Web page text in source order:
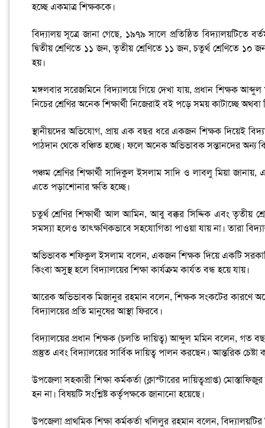
হচ্ছে একমাত্র শিক্ষককে।
বিদ্যালয় সূত্রে জানা গেছে, ১৯৭৯ সালে প্রতিষ্ঠিত বিদ্যালয়টিতে
দ্বিতীয় শ্রেণিতে ১১ জন, তৃতীয় শ্রেণিতে ১১ জন, চতুর্থ শ্রেণিতে
হয়।
মঙ্গলবার সরেজমিনে বিদ্যালয়ে গিয়ে দেখা যায়, প্রধান শিক্ষক
নিচের শ্রেণির অনেক শিক্ষার্থী নিজেরাই বই পড়ে সময় কাটাচ্ছে
স্থানীয়দের অভিযোগ, প্রায় এক বছর ধরে একজন শিক্ষক দিয়েই
পাঠদান থেকে বঞ্চিত হচ্ছে। ফলে অনেক অভিভাবক সন্তানদের অন্য
পঞ্চম শ্রেণির শিক্ষার্থী সাদিকুল ইসলাম সাদি ও লাবলু মিয়া
এতে পড়াশোনার ক্ষতি হচ্ছে।
চতুর্থ শ্রেণির শিক্ষার্থী আল আমিন, আবু বক্কর সিদ্দিক এবং তৃতীয়
সমস্যা হলেও তাৎক্ষণিকভাবে সহযোগিতা পাওয়া যায় না। তারা
অভিভাবক শফিকুল ইসলাম বলেন, একজন শিক্ষক দিয়ে একটি সরকারি
কিংবা অসুস্থ হলে বিদ্যালয়ের শিক্ষা কার্যক্রম কার্যত বন্ধ হয়ে যায়।
আরেক অভিভাবক মিজানুর রহমান বলেন, শিক্ষক সংকটের কারণে
বিদ্যালয়ের প্রতি মানুষের আস্থা ফিরবে।
বিদ্যালয়ের প্রধান শিক্ষক (চলতি দায়িত্ব) আব্দুল মমিন বলেন, গত
প্রস্তুত এবং বিদ্যালয়ের সার্বিক দায়িত্ব পালন করছেন। আন্তরিক
উপজেলা সহকারী শিক্ষা কর্মকর্তা (ক্লাস্টারের দায়িত্বপ্রাপ্ত)
হন না। বিষয়টি সংশ্লিষ্ট কর্তৃপক্ষকে জানানো হয়েছে।
উপজেলা প্রাথমিক শিক্ষা কর্মকর্তা খলিলুর রহমান বলেন,